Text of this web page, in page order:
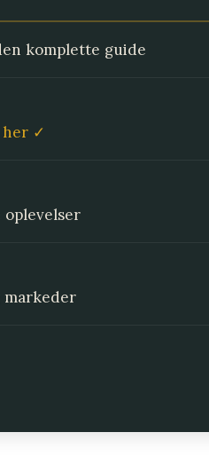
komplette guide
✓